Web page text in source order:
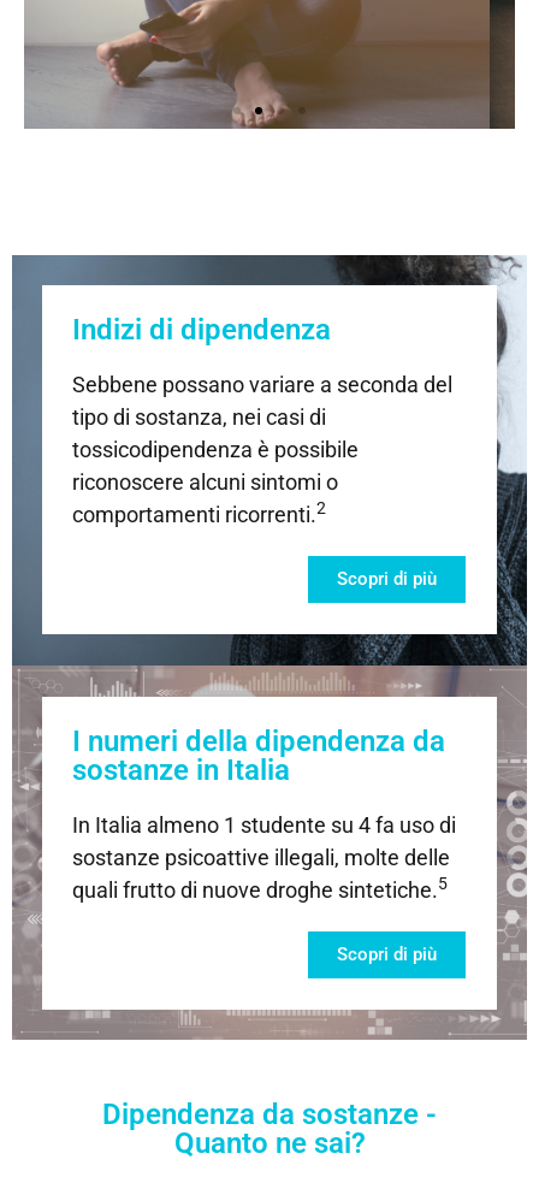
Policonsumo
Chi fa uso di una sostanza
stupefacente, in alcuni casi,
è un «poliutilizzatore»,
poiché fa uso di 2 o più
sostanze1
Indizi di dipendenza
Sebbene possano variare a seconda del
tipo di sostanza, nei casi di
tossicodipendenza è possibile
riconoscere alcuni sintomi o
comportamenti ricorrenti.2
Scopri di più
I numeri della dipendenza da
sostanze in Italia
In Italia almeno 1 studente su 4 fa uso di
sostanze psicoattive illegali, molte delle
quali frutto di nuove droghe sintetiche.5
Scopri di più
Dipendenza da sostanze -
Quanto ne sai?